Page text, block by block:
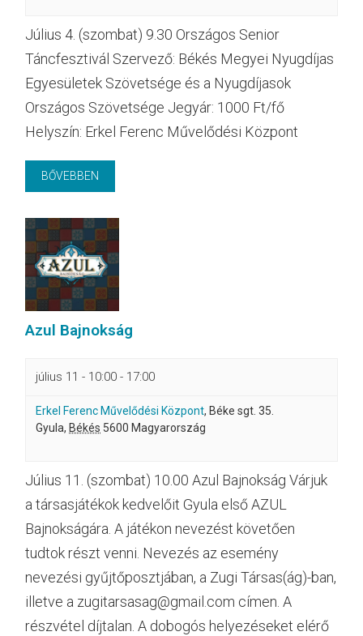
Július 4. (szombat) 9.30 Országos Senior
Táncfesztivál Szervező: Békés Megyei Nyugdíjas
Egyesületek Szövetsége és a Nyugdíjasok
Országos Szövetsége Jegyár: 1000 Ft/fő
Helyszín: Erkel Ferenc Művelődési Központ
BŐVEBBEN
Azul Bajnokság
július 11 - 10:00 - 17:00
Erkel Ferenc Művelődési Központ, Béke sgt. 35.
Gyula, Békés 5600 Magyarország
Július 11. (szombat) 10.00 Azul Bajnokság Várjuk
a társasjátékok kedvelőit Gyula első AZUL
Bajnokságára. A játékon nevezést követően
tudtok részt venni. Nevezés az esemény
nevezési gyűjtőposztjában, a Zugi Társas(ág)-ban,
illetve a zugitarsasag@gmail.com címen. A
részvétel díjtalan. A dobogós helyezéseket elérő